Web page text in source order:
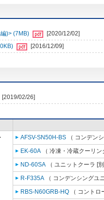
)> (7MB)
[2020/12/02]
[2016/12/09]
[2019/02/26]
AFSV-SN50H-BS （ コンデン
EK-60A （ 冷凍・冷蔵クーリ
ND-60SA （ ユニットクーラ [
R-F335A （ コンデンシングユ
RBS-N60GRB-HQ （ コント